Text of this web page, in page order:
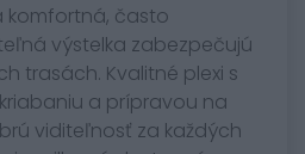
komfortná, často
výstelka zabezpečujú
trasách. Kvalitné plexi s
a prípravou na
viditeľnosť za každých